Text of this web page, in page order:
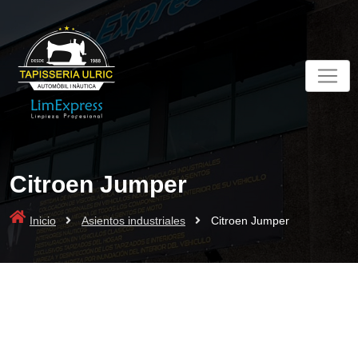
content
Citroen Jumper
Inicio Asientos industriales Citroen Jumper